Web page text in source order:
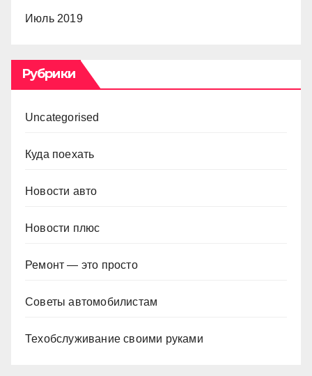
Июль 2019
Рубрики
Uncategorised
Куда поехать
Новости авто
Новости плюс
Ремонт — это просто
Советы автомобилистам
Техобслуживание своими руками